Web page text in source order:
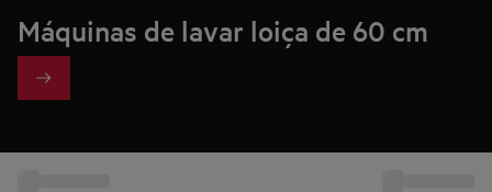
Máquinas de lavar loiça de 60 cm